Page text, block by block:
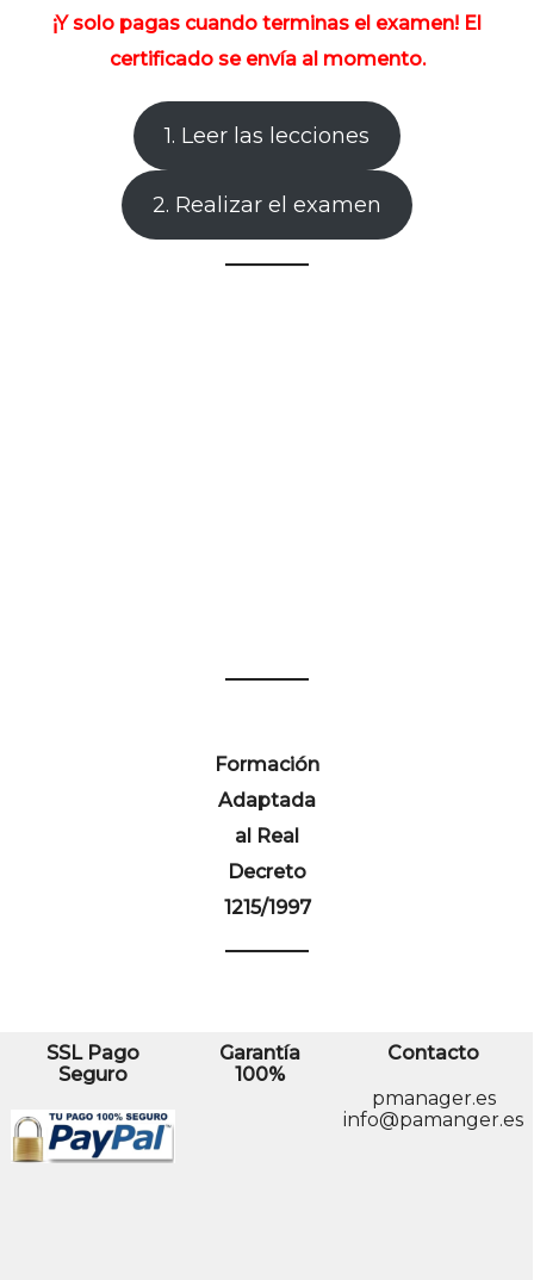
¡Y solo pagas cuando terminas el examen! El
certificado se envía al momento.
1. Leer las lecciones
2. Realizar el examen
Formación
Adaptada
al Real
Decreto
1215/1997
SSL Pago
Seguro
Garantía
100%
Contacto
pmanager.es
info@pamanger.es